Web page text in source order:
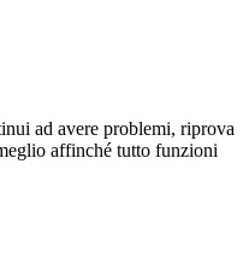
ad avere problemi, riprova
affinché tutto funzioni